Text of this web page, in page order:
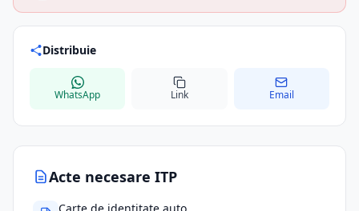
Acte necesare ITP
Distribuie
WhatsApp Link Email